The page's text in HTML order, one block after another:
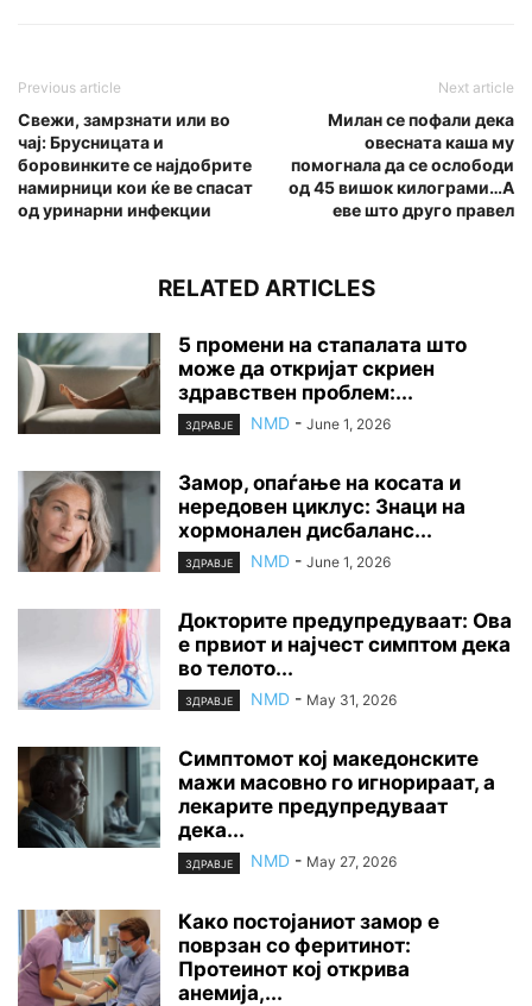
Previous article
Свежи, замрзнати или во
чај: Брусницата и
боровинките се најдобрите
намирници кои ќе ве спасат
од уринарни инфекции
Next article
Милан се пофали дека
овесната каша му
помогнала да се ослободи
од 45 вишок килограми…А
еве што друго правел
RELATED ARTICLES
5 промени на стапалата што
може да откријат скриен
здравствен проблем:...
ЗДРАВЈЕ NMD - June 1, 2026
Замор, опаѓање на косата и
нередовен циклус: Знаци на
хормонален дисбаланс...
ЗДРАВЈЕ NMD - June 1, 2026
Докторите предупредуваат: Ова
е првиот и најчест симптом дека
во телото...
ЗДРАВЈЕ NMD - May 31, 2026
Симптомот кој македонските
мажи масовно го игнорираат, а
лекарите предупредуваат
дека...
ЗДРАВЈЕ NMD - May 27, 2026
Како постојаниот замор е
поврзан со феритинот:
Протеинот кој открива
анемија,...